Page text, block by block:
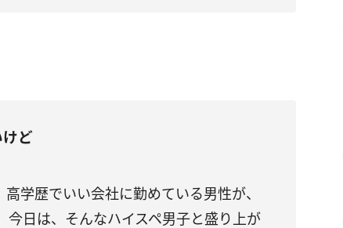
ど
学歴でいい会社に勤めている男性が、
今日は、そんなハイスペ男子と盛り上が